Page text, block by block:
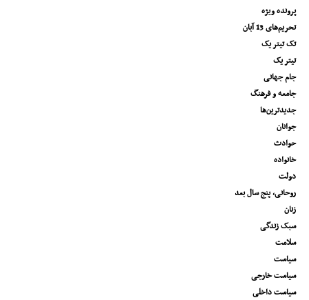
پرونده ویژه
تحریم‌های 13 آبان
تک تیتر یک
تیتر یک
جام جهانی
جامعه و فرهنگ
جدیدترین‌ها
جوانان
حوادث
خانواده
دولت
روحانی، پنج سال بعد
زنان
سبک زندگی
سلامت
سیاست
سیاست خارجی
سیاست داخلی